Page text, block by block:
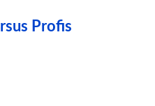
Profis